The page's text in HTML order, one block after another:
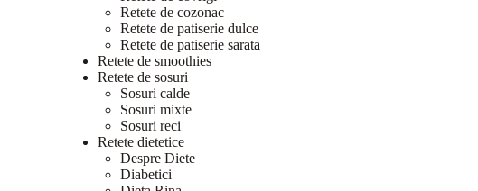
Retete de cozonac
Retete de patiserie dulce
Retete de patiserie sarata
Retete de smoothies
Retete de sosuri
Sosuri calde
Sosuri mixte
Sosuri reci
Retete dietetice
Despre Diete
Diabetici